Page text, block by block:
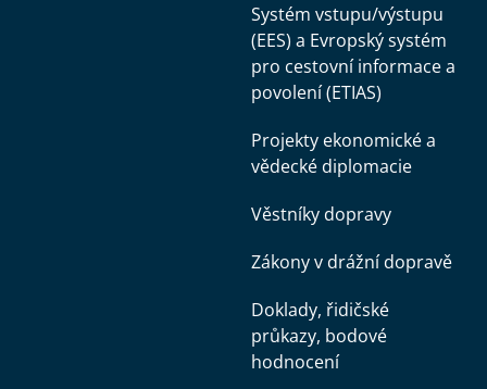
Systém vstupu/výstupu
(EES) a Evropský systém
pro cestovní informace a
povolení (ETIAS)
Projekty ekonomické a
vědecké diplomacie
Věstníky dopravy
Zákony v drážní dopravě
Doklady, řidičské
průkazy, bodové
hodnocení